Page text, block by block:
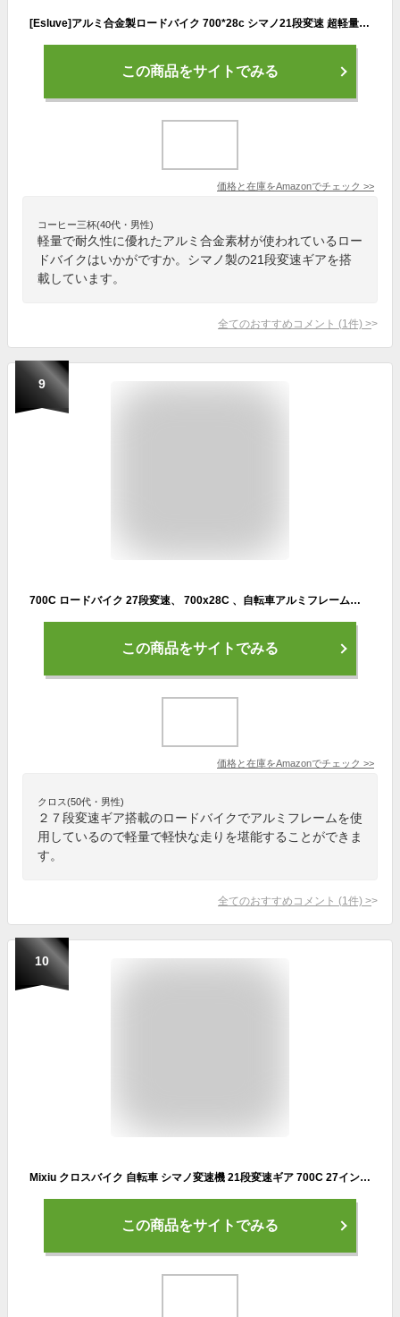
[Esluve]アルミ合金製ロードバイク 700*28c シマノ21段変速 超軽量異型アルミフレーム ドロップハンドル フラットハンドル 前後ディスクブレーキ 通勤 通学
この商品をサイトでみる
価格と在庫をAmazonでチェック >>
コーヒー三杯(40代・男性)
軽量で耐久性に優れたアルミ合金素材が使われているロー
ドバイクはいかがですか。シマノ製の21段変速ギアを搭
載しています。
全てのおすすめコメント (1 件) >
9
700C ロードバイク 27段変速、 700x28C 、自転車アルミフレーム、メカニカルディスクブレーキ、 ベンドハンハンドルバー、 ロードバイク ツーリング 、通勤 街乗り ロングライド 、85% 組み立
この商品をサイトでみる
価格と在庫をAmazonでチェック >>
クロス(50代・男性)
２７段変速ギア搭載のロードバイクでアルミフレームを使
用しているので軽量で軽快な走りを堪能することができま
す。
全てのおすすめコメント (1 件) >
10
Mixiu クロスバイク 自転車 シマノ変速機 21段変速ギア 700C 27インチ相当 軽量 高炭素鋼フレーム クロスバイク 空気入れ付き、前後泥除け完備 ワイヤーロック ライト 反射板 マウンテンバイク 男女兼用 通勤 通学 旅行 街乗り サイクリング (グレー)
この商品をサイトでみる